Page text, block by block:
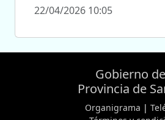
22/04/2026 10:05
Gobierno
Provincia de
Organigrama |